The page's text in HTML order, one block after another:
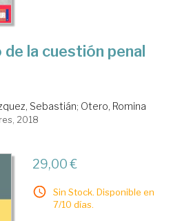
la cuestión penal
Sebastián; Otero, Romina
2018
29,00 €
Sin Stock. Disponible en
7/10 días.